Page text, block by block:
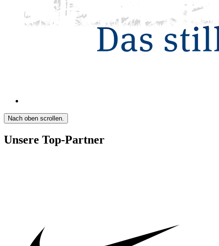
Nach oben scrollen.
Unsere Top-Partner